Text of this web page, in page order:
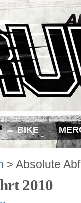
BIKE
> Absolute
2010